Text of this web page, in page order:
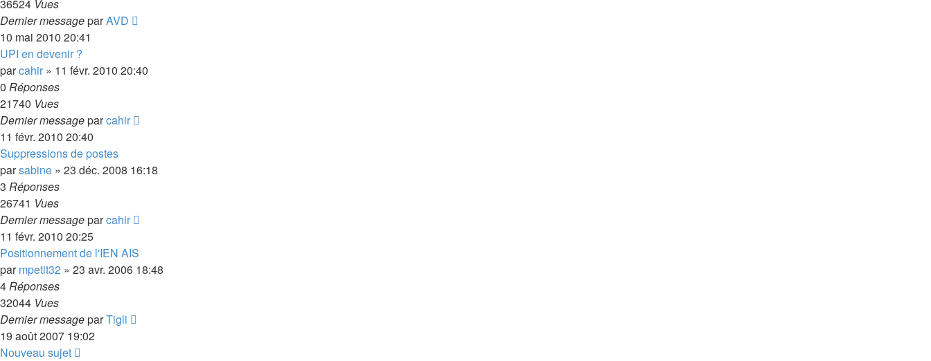
36524 Vues
Dernier messageparAVD
10 mai 2010 20:41
UPI en devenir ?
parcahir » 11 févr. 2010 20:40
0 Réponses
21740 Vues
Dernier messageparcahir
11 févr. 2010 20:40
Suppressions de postes
parsabine » 23 déc. 2008 16:18
3 Réponses
26741 Vues
Dernier messageparcahir
11 févr. 2010 20:25
Positionnement de l'IEN AIS
parmpetit32 » 23 avr. 2006 18:48
4Réponses
32044 Vues
Dernier messageparTigli
19 août 2007 19:02
Nouveau sujet